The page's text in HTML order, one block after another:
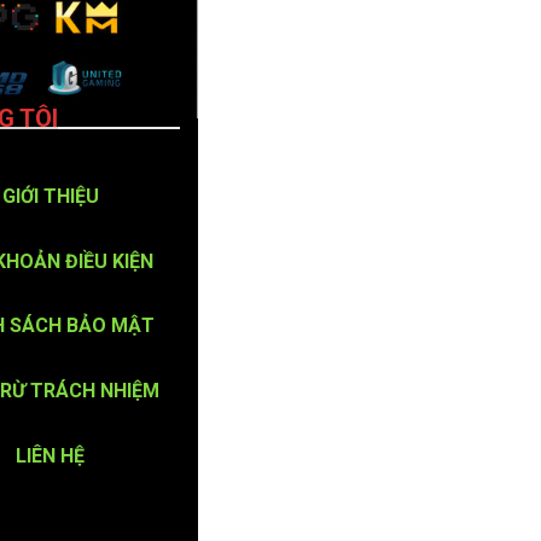
TÔI
GIỚI THIỆU
ĐIỀU KIỆN
SÁCH BẢO MẬT
TRÁCH NHIỆM
LIÊN HỆ